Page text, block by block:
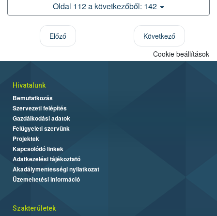
Oldal 112 a következőből: 142
Előző
Következő
Cookie beállítások
Hivatalunk
Bemutatkozás
Szervezeti felépítés
Gazdálkodási adatok
Felügyeleti szervünk
Projektek
Kapcsolódó linkek
Adatkezelési tájékoztató
Akadálymentességi nyilatkozat
Üzemeltetési információ
Szakterületek